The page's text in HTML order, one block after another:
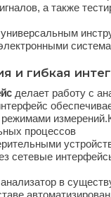
с анализатором
удобную
системы
и надежный
способствует
ли вы в области